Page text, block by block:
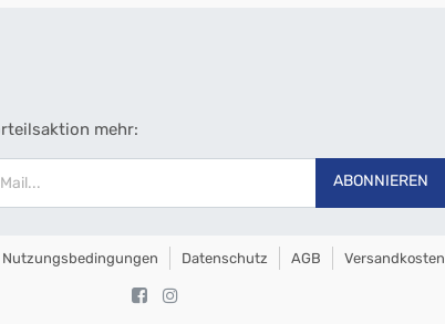
mehr:
ABONNIEREN
Nutzungsbedingungen Datenschutz AGB Versandkosten